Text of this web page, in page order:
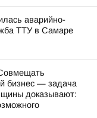
аварийно-
ТТУ в Самаре
бизнес — задача
доказывают: